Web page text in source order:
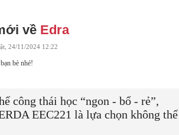
về Edra
24/11/2024 12:22
bè nhé!
công thái học “ngon - bổ - rẻ”,
EEC221 là lựa chọn không thể